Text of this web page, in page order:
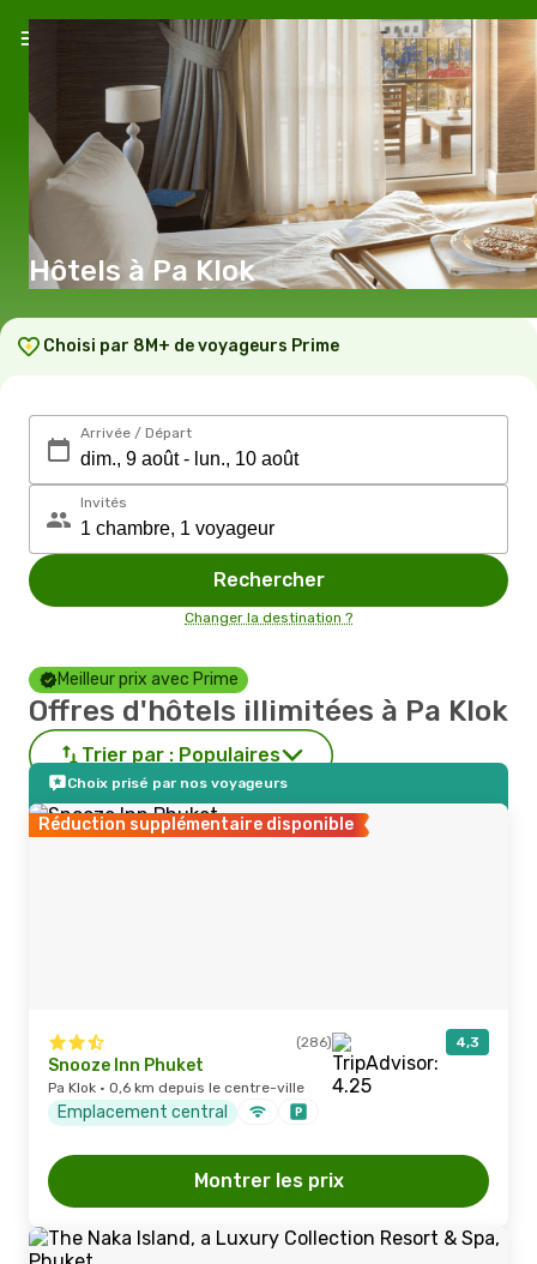
Hôtels à Pa Klok
Choisi par 8M+ de voyageurs Prime
Arrivée / Départ
Invités
Rechercher
Changer la destination ?
Meilleur prix avec Prime
Offres d'hôtels illimitées à Pa Klok
Trier par : Populaires
Choix prisé par nos voyageurs
Réduction supplémentaire disponible
(286) 4,3
Snooze Inn Phuket
Pa Klok · 0,6 km depuis le centre-ville
Emplacement central
Montrer les prix